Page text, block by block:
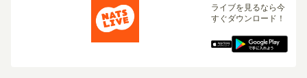
ライブを見るなら今
すぐダウンロード！